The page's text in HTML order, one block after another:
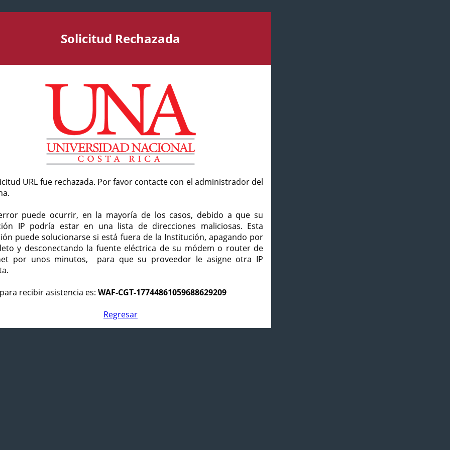
Solicitud Rechazada
URL fue rechazada. Por favor contacte con el administrador del
puede ocurrir, en la mayoría de los casos, debido a que su
IP podría estar en una lista de direcciones maliciosas. Esta
puede solucionarse si está fuera de la Institución, apagando por
y desconectando la fuente eléctrica de su módem o router de
por unos minutos, para que su proveedor le asigne otra IP
recibir asistencia es: WAF-CGT-17744861059688629209
Regresar